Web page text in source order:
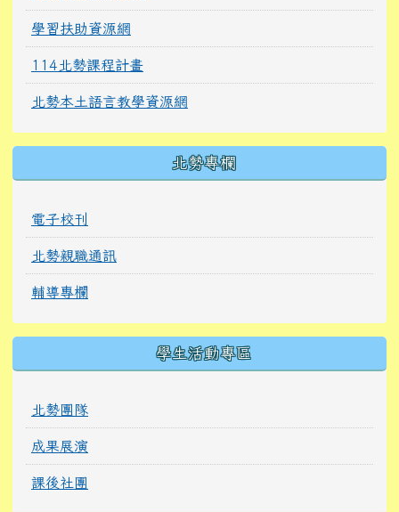
學習扶助資源網
114北勢課程計畫
北勢本土語言教學資源網
北勢專欄
電子校刊
北勢親職通訊
輔導專欄
學生活動專區
北勢團隊
成果展演
課後社團